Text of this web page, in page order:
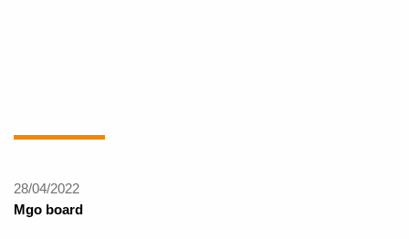
28/04/2022
Mgo board